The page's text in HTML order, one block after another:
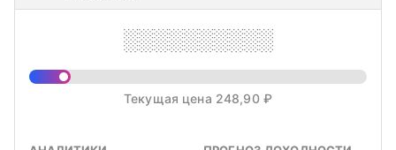
░░░░░░░░░░
Текущая цена 248,90 ₽